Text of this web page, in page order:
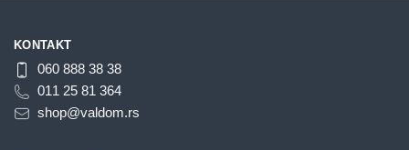
KONTAKT
060 888 38 38
011 25 81 364
shop@valdom.rs